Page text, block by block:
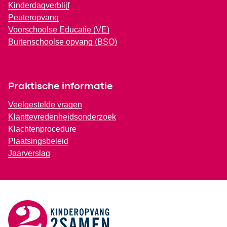
Kinderdagverblijf
Peuteropvang
Voorschoolse Educatie (VE)
Buitenschoolse opvang (BSO)
Praktische informatie
Veelgestelde vragen
Klanttevredenheidsonderzoek
Klachtenprocedure
Plaatsingsbeleid
Jaarverslag